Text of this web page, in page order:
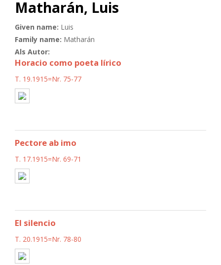
Matharán, Luis
Given name: Luis
Family name: Matharán
Als Autor:
Horacio como poeta lírico
T. 19.1915=Nr. 75-77
Pectore ab imo
T. 17.1915=Nr. 69-71
El silencio
T. 20.1915=Nr. 78-80